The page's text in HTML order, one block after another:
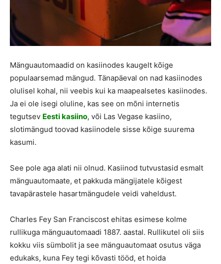
Mänguautomaadid on kasiinodes kaugelt kõige
populaarsemad mängud. Tänapäeval on nad kasiinodes
olulisel kohal, nii veebis kui ka maapealsetes kasiinodes.
Ja ei ole isegi oluline, kas see on mõni internetis
tegutsev Eesti kasiino, või Las Vegase kasiino,
slotimängud toovad kasiinodele sisse kõige suurema
kasumi.
See pole aga alati nii olnud. Kasiinod tutvustasid esmalt
mänguautomaate, et pakkuda mängijatele kõigest
tavapärastele hasartmängudele veidi vaheldust.
Charles Fey San Franciscost ehitas esimese kolme
rullikuga mänguautomaadi 1887. aastal. Rullikutel oli siis
kokku viis sümbolit ja see mänguautomaat osutus väga
edukaks, kuna Fey tegi kõvasti tööd, et hoida